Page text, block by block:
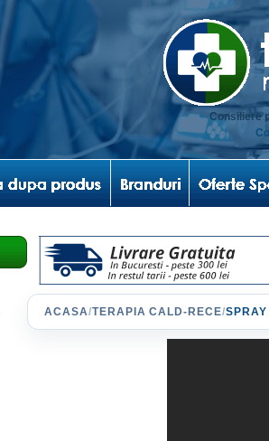
Consiliere
ACASA/TERAPIA CALD-RECE/